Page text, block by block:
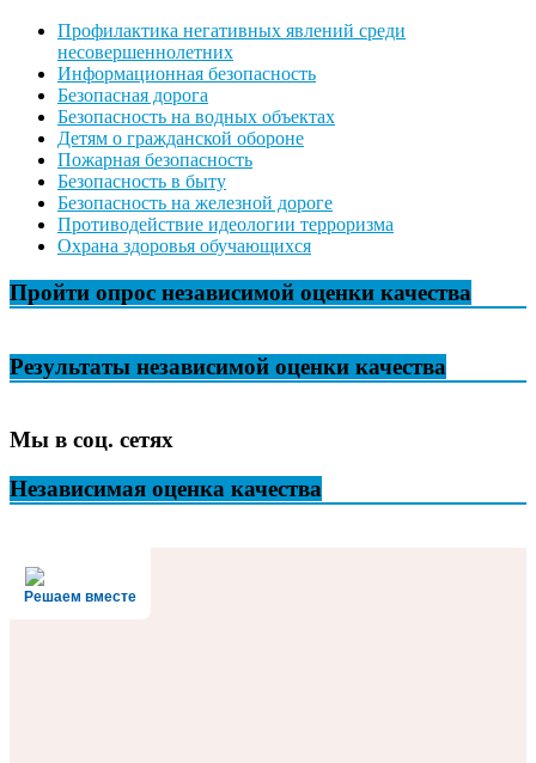
Профилактика негативных явлений среди
несовершеннолетних
Информационная безопасность
Безопасная дорога
Безопасность на водных объектах
Детям о гражданской обороне
Пожарная безопасность
Безопасность в быту
Безопасность на железной дороге
Противодействие идеологии терроризма
Охрана здоровья обучающихся
Пройти опрос независимой оценки качества
Результаты независимой оценки качества
Мы в соц. сетях
Независимая оценка качества
Решаем вместе